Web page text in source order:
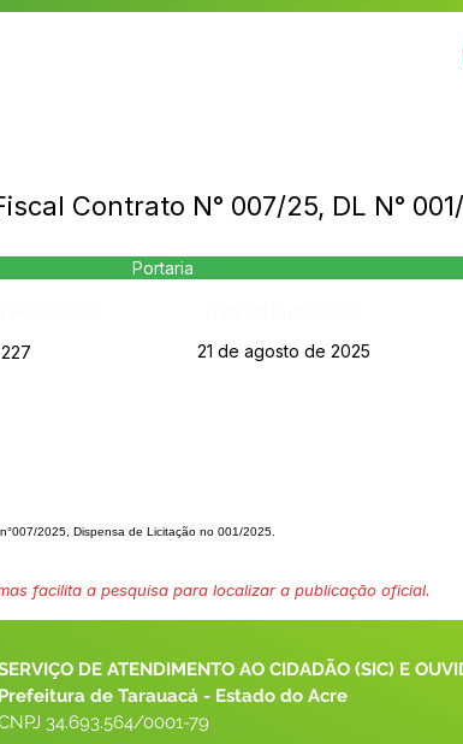
Contrato N° 007/25, DL N°
Portaria
227 21 de agosto de 2025
007/2025, Dispensa de Licitação no 001/2025.
facilita a pesquisa para localizar a publicação oficial.
DE ATENDIMENTO AO CIDADÃO (SIC) E
Prefeitura de Tarauacá - Estado do Acre
34.693.564/0001-79